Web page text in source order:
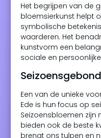
Het begrijpen van de
bloemsierkunst helpt
symbolische
waarderen. Het
kunstvorm een
sociale en
Een van de unieke
Ede is hun focus op
Seizoensbloemen zijn
bieden ook de beste
brengt ons tulpen en